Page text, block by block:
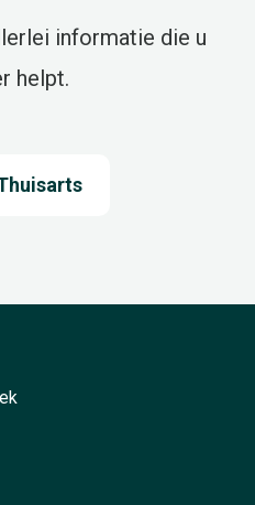
informatie die u
helpt.